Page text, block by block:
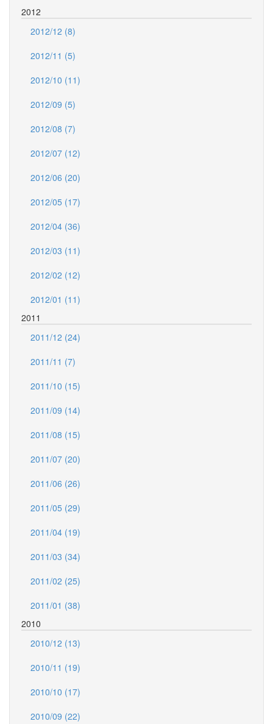
2012
2012/12 (8)
2012/11 (5)
2012/10 (11)
2012/09 (5)
2012/08 (7)
2012/07 (12)
2012/06 (20)
2012/05 (17)
2012/04 (36)
2012/03 (11)
2012/02 (12)
2012/01 (11)
2011
2011/12 (24)
2011/11 (7)
2011/10 (15)
2011/09 (14)
2011/08 (15)
2011/07 (20)
2011/06 (26)
2011/05 (29)
2011/04 (19)
2011/03 (34)
2011/02 (25)
2011/01 (38)
2010
2010/12 (13)
2010/11 (19)
2010/10 (17)
2010/09 (22)